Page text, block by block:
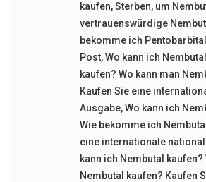
kaufen,Sterben, um
vertrauenswürdige
bekomme ich
Post,Wo kann ich
kaufen? Wo kann man
Kaufen Sie eine
Ausgabe,Wo kann ich
Wie bekomme ich
eine internationale
kann ich Nembutal kaufen?
Nembutal kaufen? Kaufen